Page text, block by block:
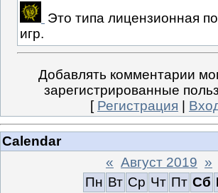
Это типа лицензионная
игр.
Добавлять комментарии
зарегистрированные
[ Регистрация
Calendar
« Август 2019 »
Пн Вт Ср Чт Пт Сб